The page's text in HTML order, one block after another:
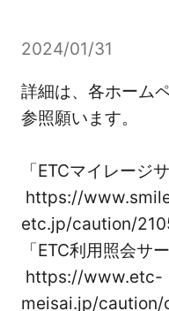
2024/01/31
詳細は、各ホーム
参照願います。
「ETCマイレージ
https://
etc.jp/caution/
「ETC利用照会サ
https://www.etc-
meisai.jp/caution/